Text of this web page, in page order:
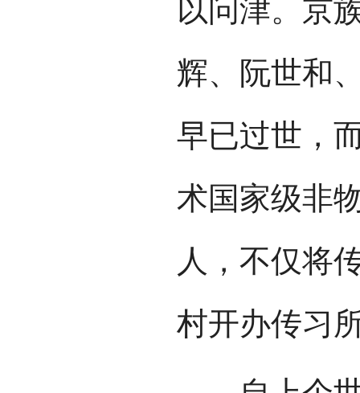
以问津。京
辉、阮世和
早已过世，
术国家级非
人，不仅将
村开办传习